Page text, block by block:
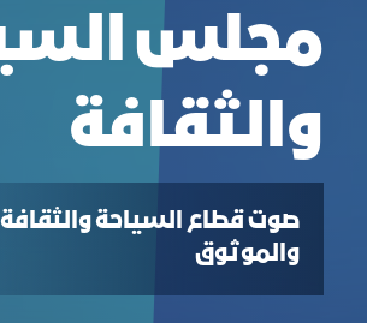
مجلس
والثقافة
صوت قطاع السياحة والثقافة
والموثوق